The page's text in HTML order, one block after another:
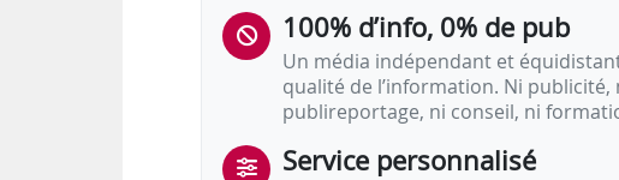
100% d’info, 0% de pub
Un média indépendant et
qualité de l’information. Ni publicité,
publireportage, ni conseil, ni
Service personnalisé